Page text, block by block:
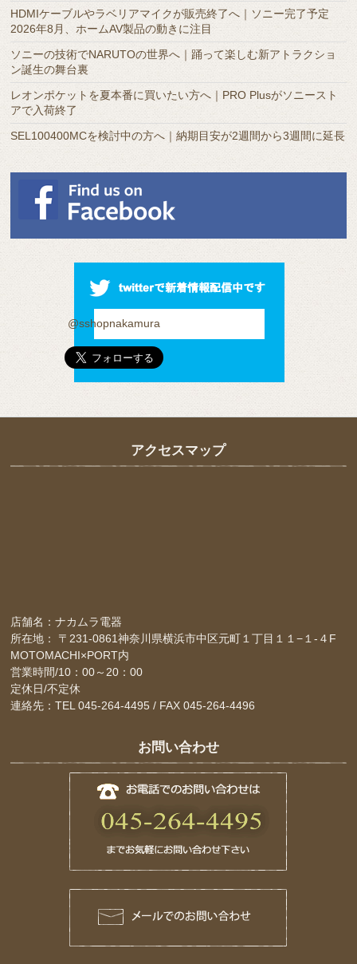
HDMIケーブルやラベリアマイクが販売終了へ｜ソニー完了予定
2026年8月、ホームAV製品の動きに注目
ソニーの技術でNARUTOの世界へ｜踊って楽しむ新アトラクショ
ン誕生の舞台裏
レオンポケットを夏本番に買いたい方へ｜PRO Plusがソニースト
アで入荷終了
SEL100400MCを検討中の方へ｜納期目安が2週間から3週間に延長
@sshopnakamura
アクセスマップ
店舗名：ナカムラ電器
所在地： 〒231-0861神奈川県横浜市中区元町１丁目１１−１-４F
MOTOMACHI×PORT内
営業時間/10：00～20：00
定休日/不定休
連絡先：TEL 045-264-4495 / FAX 045-264-4496
お問い合わせ